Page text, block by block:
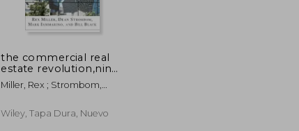
the commercial real
estate revolution,nine
transforming keys to
lowering costs, cutting
change in a broken
Miller, Rex ; Strombom,
Wiley, Tapa Dura, Nuevo